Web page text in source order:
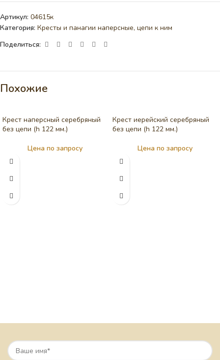
Артикул: 04615к
Категория: Кресты и панагии наперсные, цепи к ним
Поделиться:
Похожие
Крест наперсный серебряный
без цепи (h 122 мм.)
Цена по запросу
Крест иерейский серебряный
без цепи (h 122 мм.)
Цена по запросу